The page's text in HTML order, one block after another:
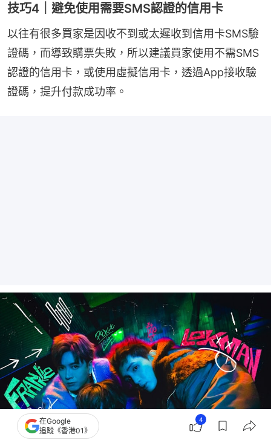
技巧4｜避免使用需要SMS認證的信用卡
以往有很多買家是因收不到或太遲收到信用卡SMS驗
證碼，而導致購票失敗，所以建議買家使用不需SMS
認證的信用卡，或使用虛擬信用卡，透過App接收驗
證碼，提升付款成功率。
在Google
追蹤《香港01》
4